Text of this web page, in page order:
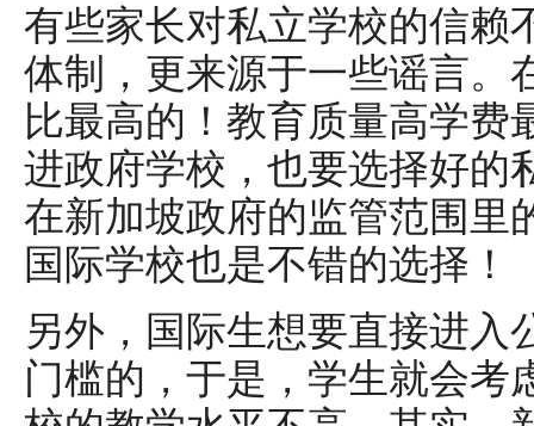
有些家长对私立学校的信赖
体制，更来源于一些谣言。
比最高的！教育质量高学费
进政府学校，也要选择好的
在新加坡政府的监管范围里
国际学校也是不错的选择！
另外，国际生想要直接进入
门槛的，于是，学生就会考